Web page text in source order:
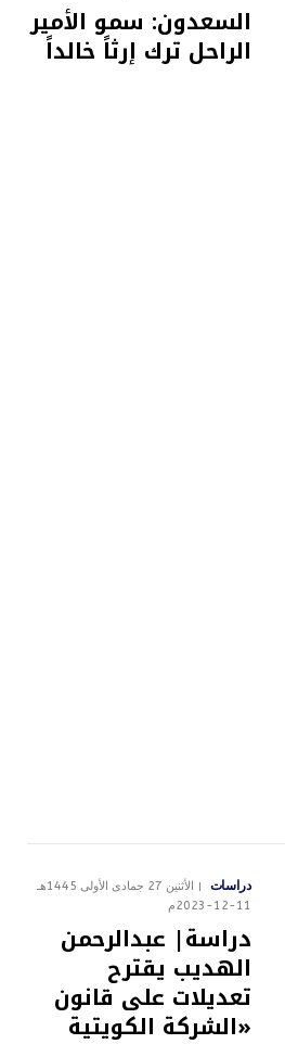
السعدون: سمو الأمير
الراحل ترك إرثاً خالداً
دراسات
الأثنين 27 جمادى الأولى 1445هـ
11-12-2023م
دراسة| عبدالرحمن
الهديب يقترح
تعديلات على قانون
«الشركة الكويتية